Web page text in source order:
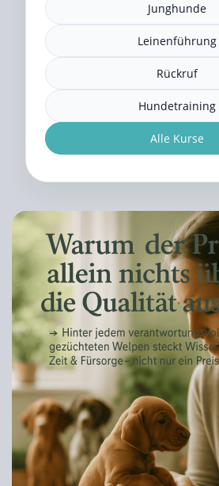
Junghunde
Leinenführung
Rückruf
Hundetraining
Alle Kurse